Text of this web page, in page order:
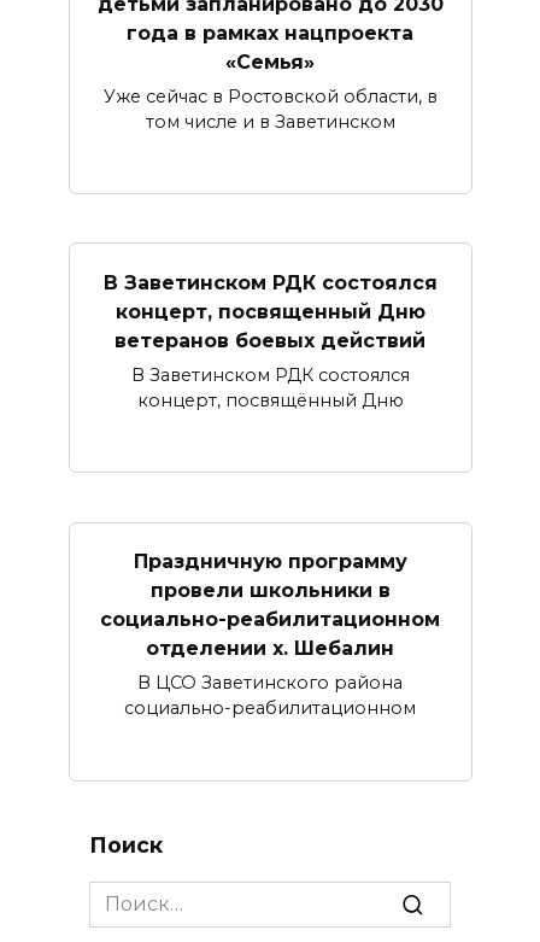
года в рамках нацпроекта
«Семья»
Уже сейчас в Ростовской области, в
том числе и в Заветинском
В Заветинском РДК состоялся
концерт, посвященный Дню
ветеранов боевых действий
В Заветинском РДК состоялся
концерт, посвящённый Дню
Праздничную программу
провели школьники в
социально-реабилитационном
отделении х. Шебалин
В ЦСО Заветинского района
социально-реабилитационном
Поиск
Search
for: